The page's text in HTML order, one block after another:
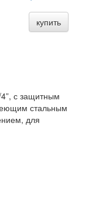
купить
с защитным
стальным
для